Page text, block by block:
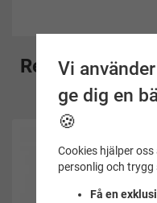
Vi
ge dig en
🍪
Cookies hjälper
personlig och
Få en